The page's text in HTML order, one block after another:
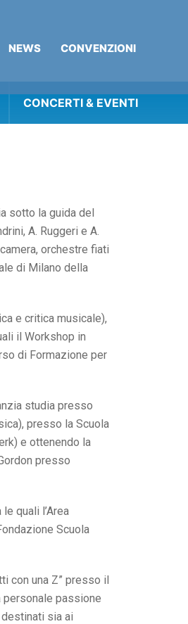
news Convenzioni
CONCERTI & EVENTI
sotto la guida del
A. Ruggeri e A.
orchestre fiati
di Milano della
e critica musicale),
il Workshop in
di Formazione per
studia presso
presso la Scuola
e ottenendo la
presso
quali l’Area
Scuola
con una Z” presso il
personale passione
sia ai